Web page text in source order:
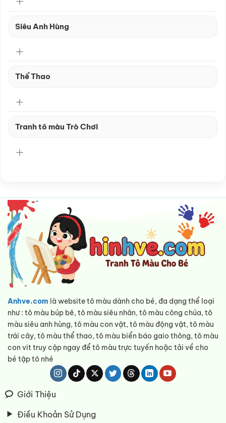
Siêu Anh Hùng
Thể Thao
Tranh tô màu Trò Chơi
Anhve.com là website tô màu dành cho bé, đa dạng thể loại
như : tô màu búp bê, tô màu siêu nhân, tô màu công chúa, tô
màu siêu anh hùng, tô màu con vật, tô màu động vật, tô màu
trái cây, tô màu thể thao, tô màu biển báo gaio thông, tô màu
con vit truy cập ngay để tô màu trực tuyến hoặc tải về cho
bé tập tô nhé
Giới Thiệu
Điều Khoản Sử Dụng